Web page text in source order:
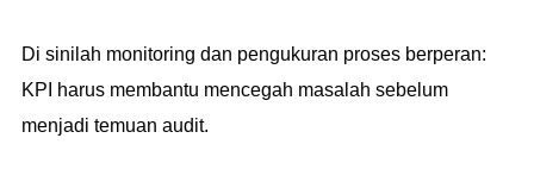
Di sinilah monitoring dan pengukuran proses berperan:
KPI harus membantu mencegah masalah sebelum
menjadi temuan audit.